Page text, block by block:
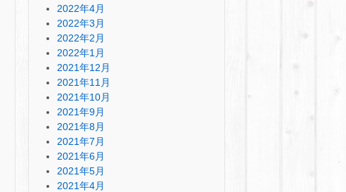
2022年4月
2022年3月
2022年2月
2022年1月
2021年12月
2021年11月
2021年10月
2021年9月
2021年8月
2021年7月
2021年6月
2021年5月
2021年4月